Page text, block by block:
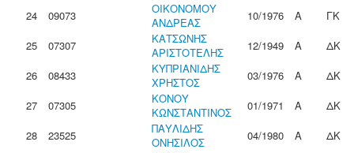
24
09073
ΟΙΚΟΝΟΜΟΥ
ΑΝΔΡΕΑΣ
10/1976 Α
ΓΚ
25
07307
ΚΑΤΣΩΝΗΣ
ΑΡΙΣΤΟΤΕΛΗΣ
12/1949 Α
ΔΚ
26
08433
ΚΥΠΡΙΑΝΙΔΗΣ
ΧΡΗΣΤΟΣ
03/1976 Α
ΔΚ
27
07305
ΚΟΝΟΥ
ΚΩΝΣΤΑΝΤΙΝΟΣ
01/1971 Α
ΔΚ
28
23525
ΠΑΥΛΙΔΗΣ
ΟΝΗΣΙΛΟΣ
04/1980 Α
ΔΚ